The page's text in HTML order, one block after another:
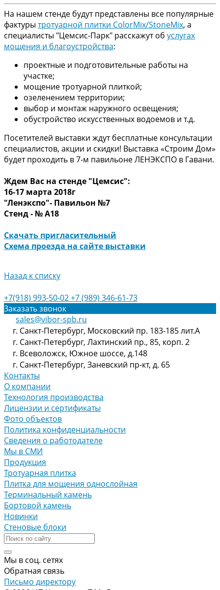
На нашем стенде будут представлены все популярные
фактуры тротуарной плитки ColorMix/StoneMix, а
специалисты "Цемсис-Парк" расскажут об услугах
мощения и благоустройства:
проектные и подготовительные работы на
участке;
мощение тротуарной плиткой;
озеленением территории;
выбор и монтаж наружного освещения;
обустройство искусственных водоемов и т.д.
Посетителей выставки ждут бесплатные консультации
специалистов, акции и скидки! Выставка «Строим Дом»
будет проходить в 7-м павильоне ЛЕНЭКСПО в Гавани.
Ждем Вас на стенде "Цемсис":
16-17 марта 2018г
"Ленэкспо"- Павильон №7
Стенд - № А18
Скачать пригласительный
Схема проезда на сайте выставки
Назад к списку
+7(918) 993-50-02+7 (989) 346-61-73
Заказать звонок
sales@vibor-spb.ru
г. Санкт-Петербург, Московский пр. 183-185 лит.А
г. Санкт-Петербург, Лахтинский пр., 85, корп. 2
г. Всеволожск, Южное шоссе, д.148
г. Санкт-Петербург, Заневский пр-кт, д. 65
Контакты
О компании
Технология производства
Лицензии и сертификаты
Фото объектов
Политика конфиденциальности
Сведения о работодателе
Мы в СМИ
Продукция
Тротуарная плитка
Плитка для мощения однослойная
Терминальный камень
Бортовой камень
Новинки
Стеновые блоки
Мы в соц. сетях
Обратная связь
Письмо директору